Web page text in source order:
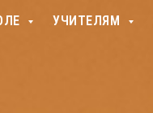
УЧИТЕЛЯМ